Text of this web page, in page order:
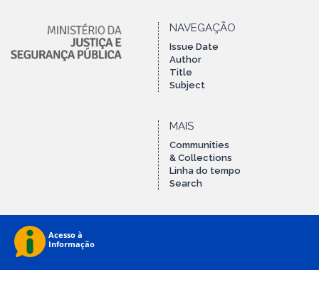
NAVEGAÇÃO
Issue Date
Author
Title
Subject
MAIS
Communities
& Collections
Linha do tempo
Search